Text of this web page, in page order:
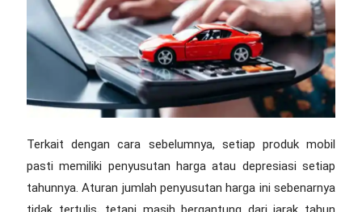
Terkait dengan cara sebelumnya, setiap produk mobil
pasti memiliki penyusutan harga atau depresiasi setiap
tahunnya. Aturan jumlah penyusutan harga ini sebenarnya